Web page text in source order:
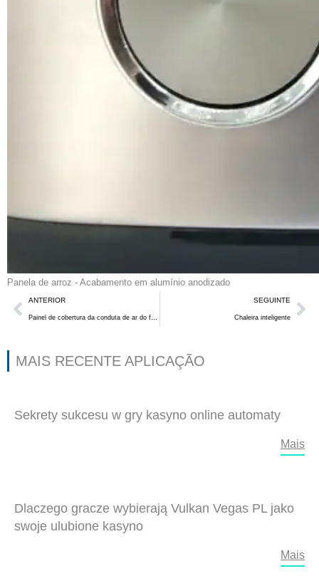
Panela de arroz - Acabamento em alumínio anodizado
Anterior
ANTERIOR
Painel de cobertura da conduta de ar do frigorífico
SEGUINTE
Chaleira inteligente
MAIS RECENTE APLICAÇÃO
Sekrety sukcesu w gry kasyno online automaty
Mais
Dlaczego gracze wybierają Vulkan Vegas PL jako
swoje ulubione kasyno
Mais